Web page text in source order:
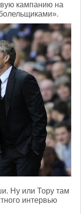
кампанию на
Ну или Тору там
интервью